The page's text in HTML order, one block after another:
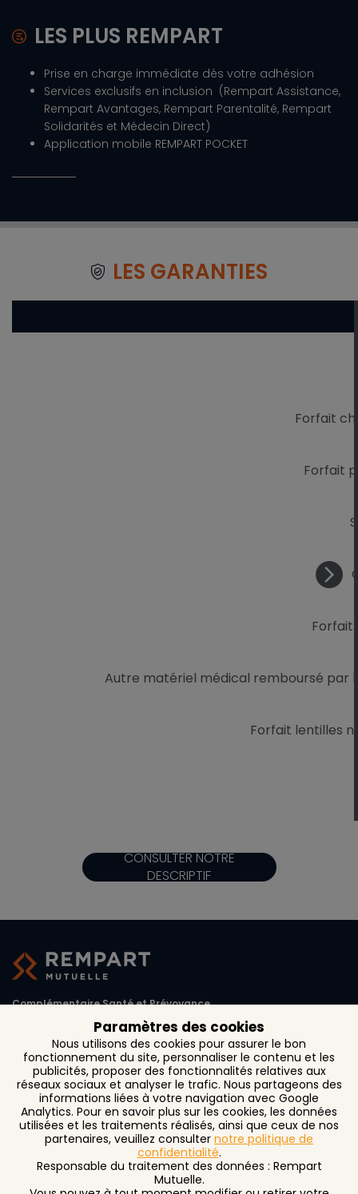
LES PLUS REMPART
Prise en charge immédiate dès votre adhésion
Services exclusifs en inclusion (Rempart Assistance,
Rempart Avantages, Rempart Parentalité, Rempart
Solidarités et Médecin Direct)
Application mobile REMPART POCKET
LES GARANTIES
Forfait
Forfait
Forfait
Autre matériel médical remboursé par
Forfait lentilles
CONSULTER NOTRE
DESCRIPTIF
Complémentaire Santé et Prévoyance
1, rue d'Austerlitz CS 27 261
31072 Toulouse Cedex 6
Contact
Recrutement
Paramètres des cookies
Nous utilisons des cookies pour assurer le bon
fonctionnement du site, personnaliser le contenu et les
publicités, proposer des fonctionnalités relatives aux
réseaux sociaux et analyser le trafic. Nous partageons des
informations liées à votre navigation avec Google
Analytics. Pour en savoir plus sur les cookies, les données
utilisées et les traitements réalisés, ainsi que ceux de nos
partenaires, veuillez consulter notre politique de
confidentialité.
Responsable du traitement des données : Rempart
Mutuelle.